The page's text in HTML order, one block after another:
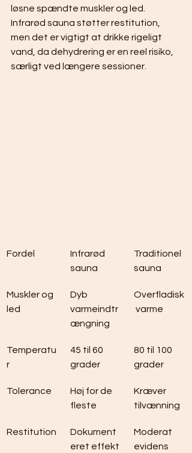
løsne spændte muskler og led.
Infrarød sauna støtter restitution,
men det er vigtigt at drikke rigeligt
vand, da dehydrering er en reel risiko,
særligt ved længere sessioner.
Fordel
Infrarød
sauna
Traditionel
sauna
Muskler og
led
Dyb
varmeindtr
ængning
Overfladisk
varme
Temperatu
r
45 til 60
grader
80 til 100
grader
Tolerance
Høj for de
fleste
Kræver
tilvænning
Restitution
Dokument
eret effekt
Moderat
evidens